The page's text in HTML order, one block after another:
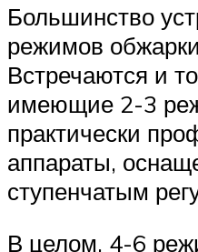
Большинство
режимов
Встречаются и
имеющие 2-3
практически
аппараты,
ступенчатым
В целом, 4-6